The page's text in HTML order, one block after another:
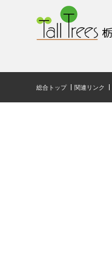
総合トップ 関連リンク